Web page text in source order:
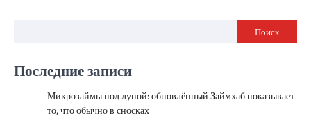
Поиск
Последние записи
Микрозаймы под лупой: обновлённый Займхаб показывает
то, что обычно в сносках